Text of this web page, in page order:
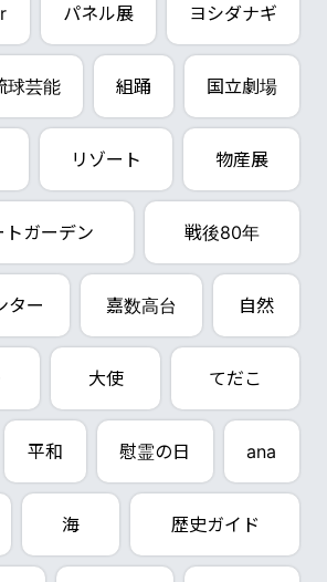
パネル展 ヨシダナギ
球芸能 組踊 国立劇場
リゾート 物産展
ガーデン 戦後80年
ター 嘉数高台 自然
大使 てだこ
平和 慰霊の日 ana
海 歴史ガイド